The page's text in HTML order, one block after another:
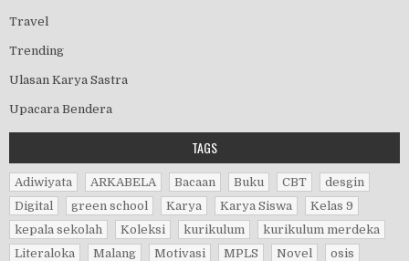
Travel
Trending
Ulasan Karya Sastra
Upacara Bendera
TAGS
Adiwiyata ARKABELA Bacaan Buku CBT
desgin
Digital
green school Karya Karya Siswa
Kelas 9
kepala sekolah
Koleksi kurikulum
kurikulum merdeka
Literaloka
Malang Motivasi MPLS Novel
osis